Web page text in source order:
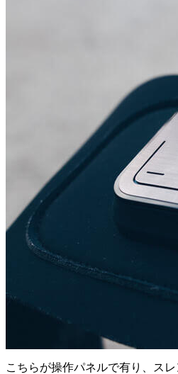
こちらが操作パネルで有り、ス